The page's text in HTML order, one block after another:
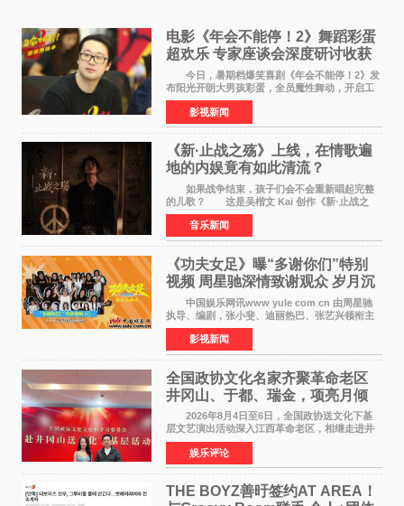
电影《年会不能停！2》舞蹈彩蛋
超欢乐 专家座谈会深度研讨收获
满满
今日，暑期档爆笑喜剧《年会不能停！2》发
布阳光开朗大男孩彩蛋，全员魔性舞动，开启工
位狂欢模式。影片于昨日同步举办专家座谈会，
导演董润年、总制片人应萝佳出席现场，与一众
业内、学界专家
影视新闻
《新·止战之殇》上线，在情歌遍
地的内娱竟有如此清流？
如果战争结束，孩子们会不会重新唱起完整
的儿歌？ 这是吴楷文 Kai 创作《新·止战之
殇》时最初的想法。 从伊朗相关冲突引发的
地区局势，到世界各地仍在发生的动荡与不安，
战争从来不只
音乐新闻
《功夫女足》曝“多谢你们”特别
视频 周星驰深情致谢观众 岁月沉
淀不灭初心
中国娱乐网讯www yule com cn 由周星驰
执导、编剧，张小斐、迪丽热巴、张艺兴领衔主
演，刘嘉玲、佐藤健特别出演，艾米、雪野、蔡
思贝、胡予安、倪好特别介绍的喜剧电影《功夫
女足》释出多谢你
影视新闻
全国政协文化名家齐聚革命老区
井冈山、于都、瑞金，项亮月倾
情献唱《桃花谣》致敬红色沃土
2026年8月4日至6日，全国政协送文化下基
层文艺演出活动深入江西革命老区，相继走进井
冈山、于都长征出发地、瑞金三地。由全国政协
文化文史和学习委员会副主任、甘肃省政协原主
席欧阳坚率团，一
娱乐评论
THE BOYZ善旴签约AT AREA！